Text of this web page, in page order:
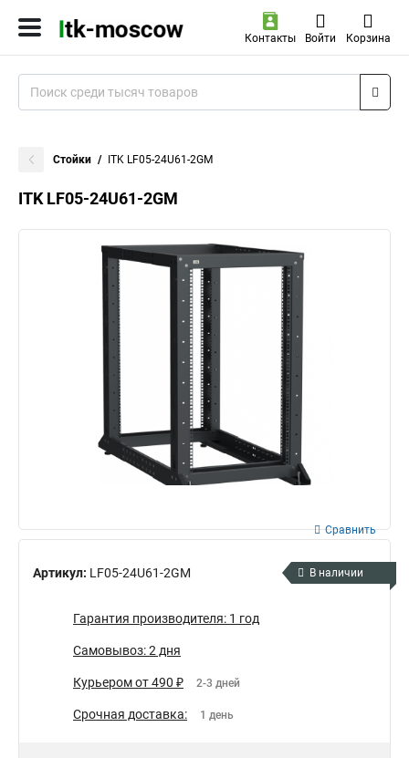
Контакты Войти Корзина
Стойки ITK LF05-24U61-2GM
ITK LF05-24U61-2GM
Артикул: LF05-24U61-2GM
Сравнить
В наличии
Гарантия производителя: 1 год
Самовывоз: 2 дня
Курьером от 490 ₽ 2-3 дней
Срочная доставка: 1 день